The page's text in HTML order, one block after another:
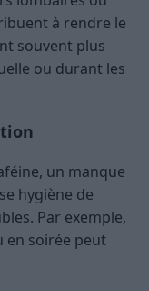
à rendre le
souvent plus
ou durant les
un manque
hygiène de
Par exemple,
en soirée peut